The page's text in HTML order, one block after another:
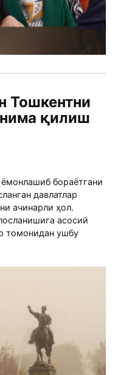
Тошкентни
қилиш
бораётгани
давлатлар
ачинарли ҳол.
асосий
томонидан ушбу